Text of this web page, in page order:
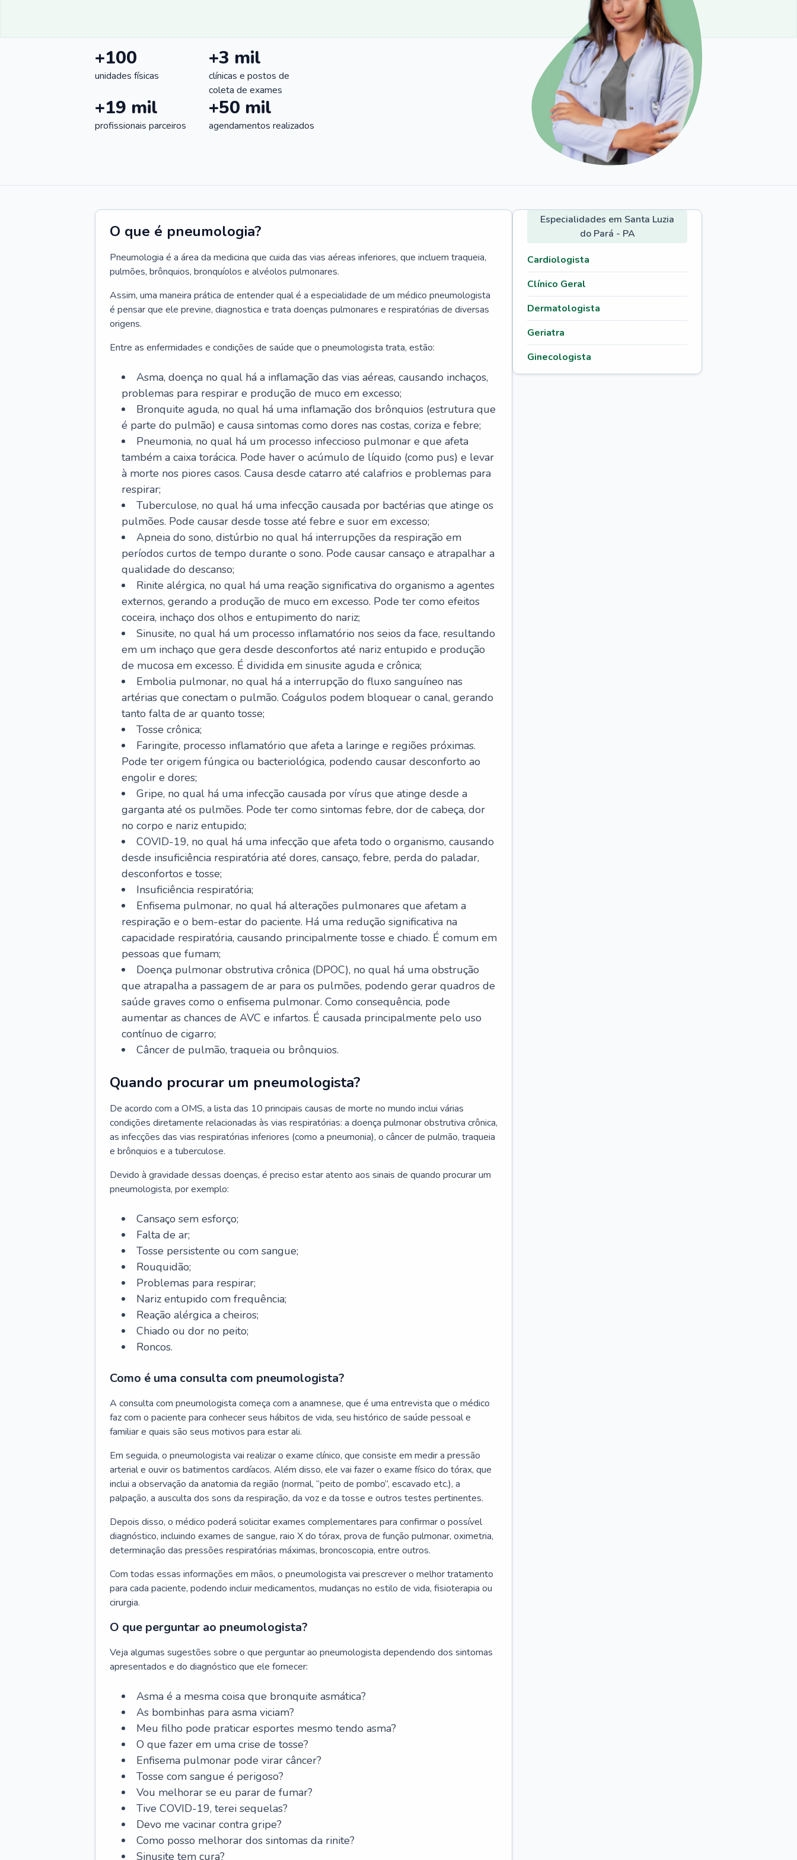
+100
unidades físicas
+3 mil
clínicas e postos de
coleta de exames
+19 mil
profissionais parceiros
+50 mil
agendamentos realizados
O que é pneumologia?
Pneumologia é a área da medicina que cuida das vias aéreas inferiores, que incluem traqueia,
pulmões, brônquios, bronquíolos e alvéolos pulmonares.
Assim, uma maneira prática de entender qual é a especialidade de um médico pneumologista
é pensar que ele previne, diagnostica e trata doenças pulmonares e respiratórias de diversas
origens.
Entre as enfermidades e condições de saúde que o pneumologista trata, estão:
Asma, doença no qual há a inflamação das vias aéreas, causando inchaços,
problemas para respirar e produção de muco em excesso;
Bronquite aguda, no qual há uma inflamação dos brônquios (estrutura que
é parte do pulmão) e causa sintomas como dores nas costas, coriza e febre;
Pneumonia, no qual há um processo infeccioso pulmonar e que afeta
também a caixa torácica. Pode haver o acúmulo de líquido (como pus) e levar
à morte nos piores casos. Causa desde catarro até calafrios e problemas para
respirar;
Tuberculose, no qual há uma infecção causada por bactérias que atinge os
pulmões. Pode causar desde tosse até febre e suor em excesso;
Apneia do sono, distúrbio no qual há interrupções da respiração em
períodos curtos de tempo durante o sono. Pode causar cansaço e atrapalhar a
qualidade do descanso;
Rinite alérgica, no qual há uma reação significativa do organismo a agentes
externos, gerando a produção de muco em excesso. Pode ter como efeitos
coceira, inchaço dos olhos e entupimento do nariz;
Sinusite, no qual há um processo inflamatório nos seios da face, resultando
em um inchaço que gera desde desconfortos até nariz entupido e produção
de mucosa em excesso. É dividida em sinusite aguda e crônica;
Embolia pulmonar, no qual há a interrupção do fluxo sanguíneo nas
artérias que conectam o pulmão. Coágulos podem bloquear o canal, gerando
tanto falta de ar quanto tosse;
Tosse crônica;
Faringite, processo inflamatório que afeta a laringe e regiões próximas.
Pode ter origem fúngica ou bacteriológica, podendo causar desconforto ao
engolir e dores;
Gripe, no qual há uma infecção causada por vírus que atinge desde a
garganta até os pulmões. Pode ter como sintomas febre, dor de cabeça, dor
no corpo e nariz entupido;
COVID-19, no qual há uma infecção que afeta todo o organismo, causando
desde insuficiência respiratória até dores, cansaço, febre, perda do paladar,
desconfortos e tosse;
Insuficiência respiratória;
Enfisema pulmonar, no qual há alterações pulmonares que afetam a
respiração e o bem-estar do paciente. Há uma redução significativa na
capacidade respiratória, causando principalmente tosse e chiado. É comum em
pessoas que fumam;
Doença pulmonar obstrutiva crônica (DPOC), no qual há uma obstrução
que atrapalha a passagem de ar para os pulmões, podendo gerar quadros de
saúde graves como o enfisema pulmonar. Como consequência, pode
aumentar as chances de AVC e infartos. É causada principalmente pelo uso
contínuo de cigarro;
Câncer de pulmão, traqueia ou brônquios.
Quando procurar um pneumologista?
De acordo com a OMS, a lista das 10 principais causas de morte no mundo inclui várias
condições diretamente relacionadas às vias respiratórias: a doença pulmonar obstrutiva crônica,
as infecções das vias respiratórias inferiores (como a pneumonia), o câncer de pulmão, traqueia
e brônquios e a tuberculose.
Devido à gravidade dessas doenças, é preciso estar atento aos sinais de quando procurar um
pneumologista, por exemplo:
Cansaço sem esforço;
Falta de ar;
Tosse persistente ou com sangue;
Rouquidão;
Problemas para respirar;
Nariz entupido com frequência;
Reação alérgica a cheiros;
Chiado ou dor no peito;
Roncos.
Como é uma consulta com pneumologista?
A consulta com pneumologista começa com a anamnese, que é uma entrevista que o médico
faz com o paciente para conhecer seus hábitos de vida, seu histórico de saúde pessoal e
familiar e quais são seus motivos para estar ali.
Em seguida, o pneumologista vai realizar o exame clínico, que consiste em medir a pressão
arterial e ouvir os batimentos cardíacos. Além disso, ele vai fazer o exame físico do tórax, que
inclui a observação da anatomia da região (normal, “peito de pombo”, escavado etc.), a
palpação, a ausculta dos sons da respiração, da voz e da tosse e outros testes pertinentes.
Depois disso, o médico poderá solicitar exames complementares para confirmar o possível
diagnóstico, incluindo exames de sangue, raio X do tórax, prova de função pulmonar, oximetria,
determinação das pressões respiratórias máximas, broncoscopia, entre outros.
Com todas essas informações em mãos, o pneumologista vai prescrever o melhor tratamento
para cada paciente, podendo incluir medicamentos, mudanças no estilo de vida, fisioterapia ou
cirurgia.
O que perguntar ao pneumologista?
Veja algumas sugestões sobre o que perguntar ao pneumologista dependendo dos sintomas
apresentados e do diagnóstico que ele fornecer:
Asma é a mesma coisa que bronquite asmática?
As bombinhas para asma viciam?
Meu filho pode praticar esportes mesmo tendo asma?
O que fazer em uma crise de tosse?
Enfisema pulmonar pode virar câncer?
Tosse com sangue é perigoso?
Vou melhorar se eu parar de fumar?
Tive COVID-19, terei sequelas?
Devo me vacinar contra gripe?
Como posso melhorar dos sintomas da rinite?
Sinusite tem cura?
Especialidades em Santa Luzia
do Pará - PA
Cardiologista
Clínico Geral
Dermatologista
Geriatra
Ginecologista